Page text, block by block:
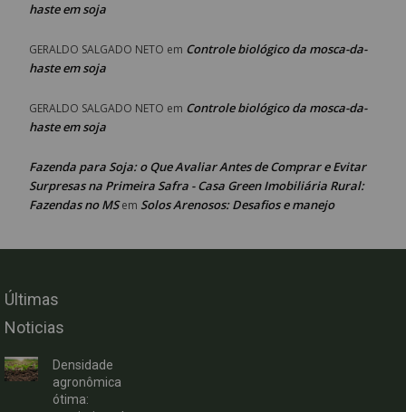
haste em soja
GERALDO SALGADO NETO em Controle biológico da mosca-da-
haste em soja
GERALDO SALGADO NETO em Controle biológico da mosca-da-
haste em soja
Fazenda para Soja: o Que Avaliar Antes de Comprar e Evitar
Surpresas na Primeira Safra - Casa Green Imobiliária Rural:
Fazendas no MSem Solos Arenosos: Desafios e manejo
Últimas
Noticias
Densidade
agronômica
ótima: